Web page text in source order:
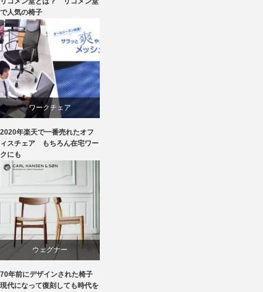
ライフスタイル
家具
椅子
パーソナルチェア
マーケティング
リクライニングチェア
椅子
で人気の椅子
ワークチェア
回転椅子
椅子
2020年楽天で一番売れたオフ
ィスチェア もちろん在宅ワー
クにも
ウェグナー
オーク
70年前にデザインされた椅子
現代になって復刻しても時代を